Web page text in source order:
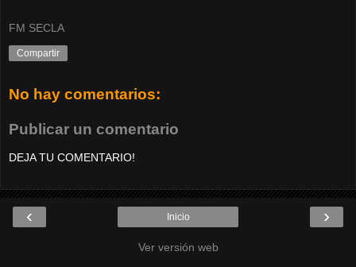
FM SECLA
Compartir
No hay comentarios:
Publicar un comentario
DEJA TU COMENTARIO!
‹ ›
Inicio
Ver versión web